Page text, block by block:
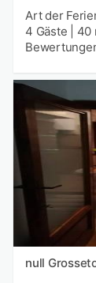
Art der
4 Gäste
40
null